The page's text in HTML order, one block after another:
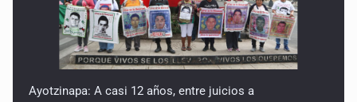
Ayotzinapa: A casi 12 años, entre juicios a